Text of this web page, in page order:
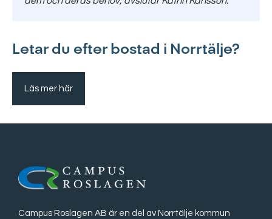
Letar du efter bostad i Norrtälje?
Läs mer här
Campus Roslagen AB är en del av Norrtälje kommun